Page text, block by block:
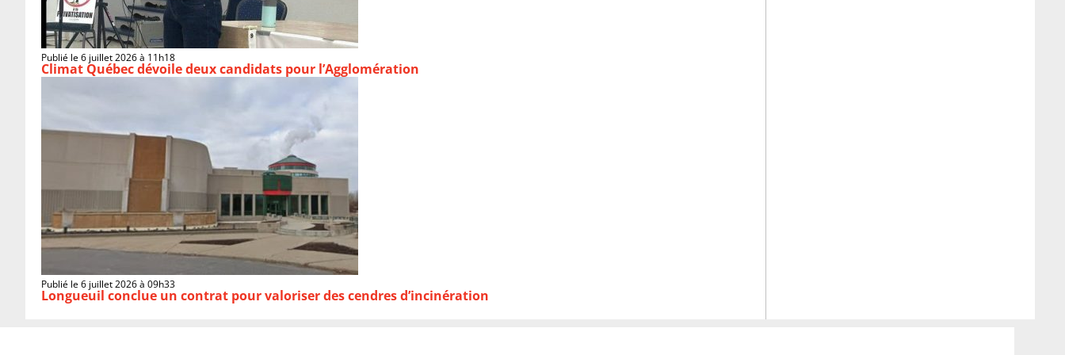
Publié le 6 juillet 2026 à 11h18
Climat Québec dévoile deux candidats pour l’Agglomération
Publié le 6 juillet 2026 à 09h33
Longueuil conclue un contrat pour valoriser des cendres d’incinération